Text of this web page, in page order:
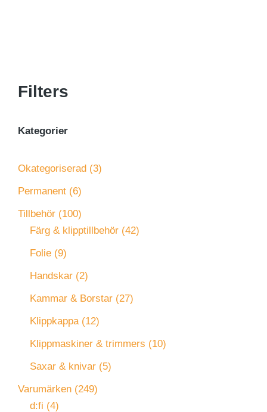
Filters
Kategorier
Okategoriserad (3)
Permanent (6)
Tillbehör (100)
Färg & klipptillbehör (42)
Folie (9)
Handskar (2)
Kammar & Borstar (27)
Klippkappa (12)
Klippmaskiner & trimmers (10)
Saxar & knivar (5)
Varumärken (249)
d:fi (4)